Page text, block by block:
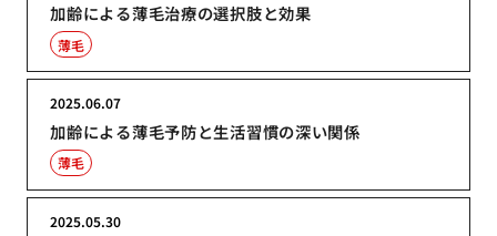
加齢による薄毛治療の選択肢と効果
薄毛
加齢による薄毛予防と生活習慣の深い関係
2025.06.07
薄毛
2025.05.30